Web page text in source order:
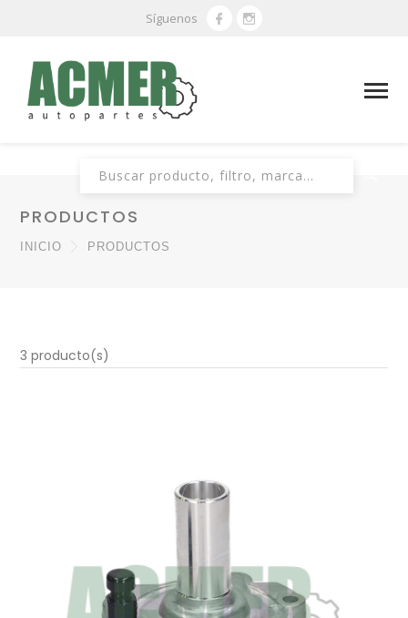
Síguenos
Buscar:
PRODUCTOS
INICIO PRODUCTOS
3 producto(s)